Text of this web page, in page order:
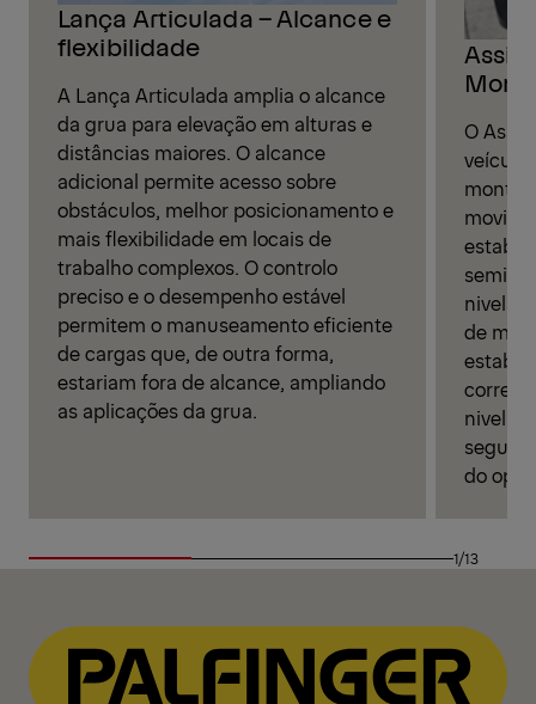
Lança Articulada – Alcance e
flexibilidade
A Lança Articulada amplia o alcance
da grua para elevação em alturas e
distâncias maiores. O alcance
adicional permite acesso sobre
obstáculos, melhor posicionamento e
mais flexibilidade em locais de
trabalho complexos. O controlo
preciso e o desempenho estável
permitem o manuseamento eficiente
de cargas que, de outra forma,
estariam fora de alcance, ampliando
as aplicações da grua.
O
veículo
de
do
1/13